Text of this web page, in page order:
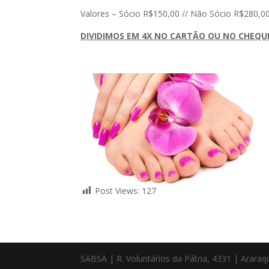
Valores – Sócio R$150,00 // Não Sócio R$280,00
DIVIDIMOS EM 4X NO CARTÃO OU NO
Post Views: 127
SABSA | R. Voluntários da Pátria, 4331 |